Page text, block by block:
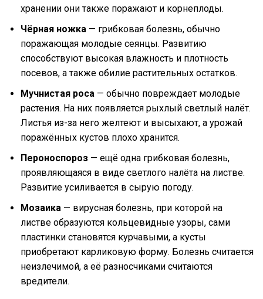
хранении они также поражают и корнеплоды.
Чёрная ножка — грибковая болезнь, обычно
поражающая молодые сеянцы. Развитию
способствуют высокая влажность и плотность
посевов, а также обилие растительных остатков.
Мучнистая роса — обычно повреждает молодые
растения. На них появляется рыхлый светлый налёт.
Листья из-за него желтеют и высыхают, а урожай
поражённых кустов плохо хранится.
Пероноспороз — ещё одна грибковая болезнь,
проявляющаяся в виде светлого налёта на листве.
Развитие усиливается в сырую погоду.
Мозаика — вирусная болезнь, при которой на
листве образуются кольцевидные узоры, сами
пластинки становятся курчавыми, а кусты
приобретают карликовую форму. Болезнь считается
неизлечимой, а её разносчиками считаются
вредители.